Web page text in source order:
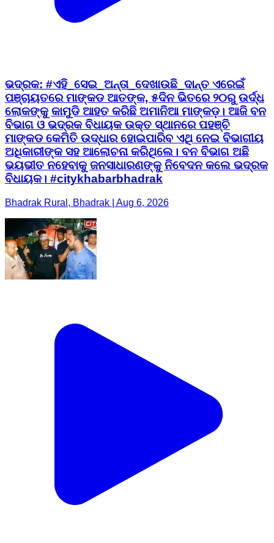
ଭଦ୍ରକ: #ଏହି_ସେଇ_ଅନ୍ତା_ଦେଖାଉଛି_ଦାନ୍ତ ଏରେଇଁ
ପଞ୍ଚାୟତରେ ମାଙ୍କଡ ଆତଙ୍କ, ୫ଦିନ ଭିତରେ ୨୦ରୁ ଉର୍ଦ୍ଧ
ଲୋକଙ୍କୁ କାମୁଡି ଆହତ କରିଛି ଅମାନିଆ ମାଙ୍କଡ଼। ଆଜି ବନ
ବିଭାଗ ଓ ଭଦ୍ରକ ବିଧାୟକ ଉକ୍ତ ସ୍ଥାନରେ ପହଞ୍ଚି
ମାଙ୍କଡ କେମିତି ଉଦ୍ଧାର ହୋଇପାରିବ ଏଥି ନେଇ ବିଭାଗୀୟ
ଅଧିକାରୀଙ୍କ ସହ ଆଲୋଚନା କରିଥିଲେ। ବନ ବିଭାଗ ଅଛି
ଭୟଭୀତ ନହେବାକୁ ଜନସାଧାରଣଙ୍କୁ ନିବେଦନ କଲେ ଭଦ୍ରକ
ବିଧାୟକ। #citykhabarbhadrak
Bhadrak Rural, Bhadrak | Aug 6, 2026